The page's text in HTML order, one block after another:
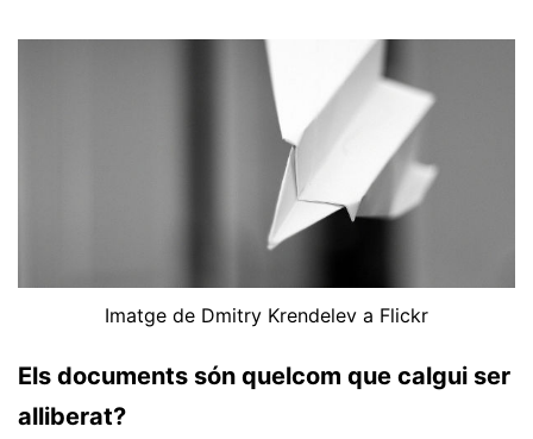
Imatge de Dmitry Krendelev a Flickr
Els documents són quelcom que calgui ser
alliberat?